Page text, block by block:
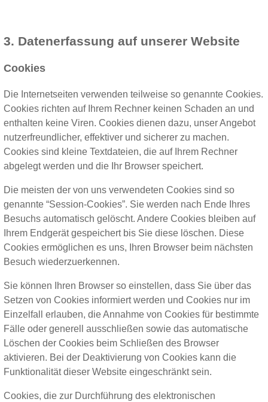
3. Datenerfassung auf unserer Website
Cookies
Die Internetseiten verwenden teilweise so genannte Cookies.
Cookies richten auf Ihrem Rechner keinen Schaden an und
enthalten keine Viren. Cookies dienen dazu, unser Angebot
nutzerfreundlicher, effektiver und sicherer zu machen.
Cookies sind kleine Textdateien, die auf Ihrem Rechner
abgelegt werden und die Ihr Browser speichert.
Die meisten der von uns verwendeten Cookies sind so
genannte “Session-Cookies”. Sie werden nach Ende Ihres
Besuchs automatisch gelöscht. Andere Cookies bleiben auf
Ihrem Endgerät gespeichert bis Sie diese löschen. Diese
Cookies ermöglichen es uns, Ihren Browser beim nächsten
Besuch wiederzuerkennen.
Sie können Ihren Browser so einstellen, dass Sie über das
Setzen von Cookies informiert werden und Cookies nur im
Einzelfall erlauben, die Annahme von Cookies für bestimmte
Fälle oder generell ausschließen sowie das automatische
Löschen der Cookies beim Schließen des Browser
aktivieren. Bei der Deaktivierung von Cookies kann die
Funktionalität dieser Website eingeschränkt sein.
Cookies, die zur Durchführung des elektronischen